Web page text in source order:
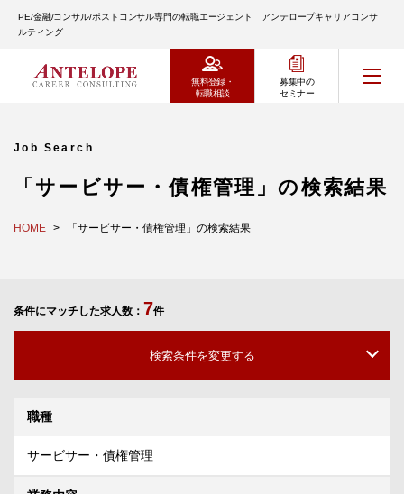
PE/金融/コンサル/ポストコンサル専門の転職エージェント アンテロープキャリアコンサ
ルティング
無料登録・
転職相談
募集中の
セミナー
Job Search
「サービサー・債権管理」の検索結果
HOME 「サービサー・債権管理」の検索結果
条件にマッチした求人数： 7件
検索条件を変更する
職種
サービサー・債権管理